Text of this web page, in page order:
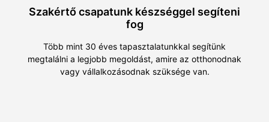
Szakértő csapatunk készséggel segíteni
fog
Több mint 30 éves tapasztalatunkkal segítünk
megtalálni a legjobb megoldást, amire az otthonodnak
vagy vállalkozásodnak szüksége van.